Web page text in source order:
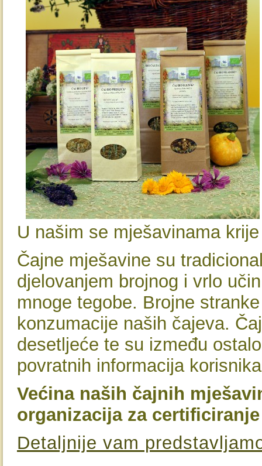
U našim se mješavinama
Čajne mješavine su
djelovanjem brojnog i vrlo
mnoge tegobe. Brojne
konzumacije naših čajeva.
desetljeće te su između
povratnih informacija
Većina naših čajnih
organizacija za
Detaljnije vam